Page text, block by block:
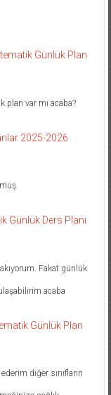
Günlük Plan
plan var mı acaba?
2025-2026
Günlük Ders Planı
Fakat günlük
acaba
Günlük Plan
diğer sınıfların